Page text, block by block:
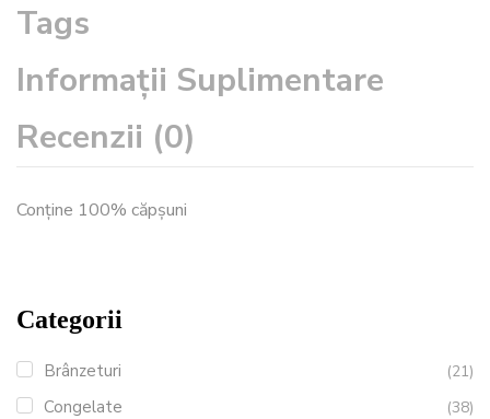
Categorii
Brânzeturi (21)
Congelate (38)
Tags
Informații Suplimentare
Recenzii (0)
Conține 100% căpșuni